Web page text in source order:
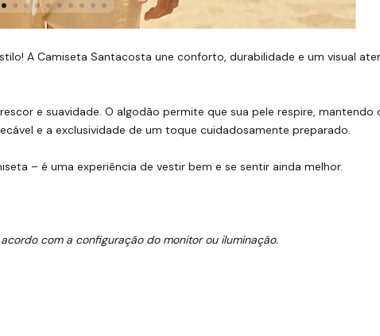
A Camiseta Santacosta une conforto, durabilidade e um visual
e suavidade. O algodão permite que sua pele respire,
e a exclusividade de um toque cuidadosamente preparado.
– é uma experiência de vestir bem e se sentir ainda melhor.
com a configuração do monitor ou iluminação.